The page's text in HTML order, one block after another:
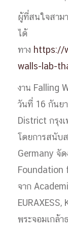
ผู้ที่สนใจสาม
ได้
ทาง https://
walls-lab-
งาน Falling
วันที่ 16 กัน
District กรุง
โดยการสนับ
Germany จั
Foundation
จาก
พระจอมเกล้